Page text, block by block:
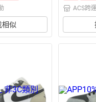
相似
ACS跨